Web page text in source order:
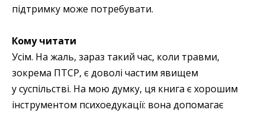
підтримку може потребувати.
Кому читати
Усім. На жаль, зараз такий час, коли травми,
зокрема ПТСР, є доволі частим явищем
у суспільстві. На мою думку, ця книга є хорошим
інструментом психоедукації: вона допомагає